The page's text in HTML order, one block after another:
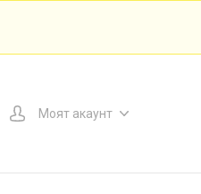
Моят акаунт